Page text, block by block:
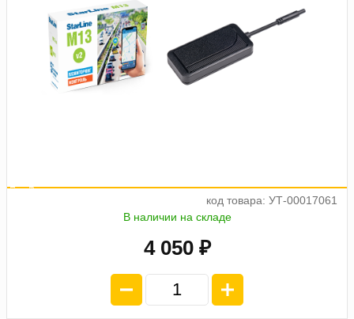
код товара: УТ-00017061
В наличии на складе
4 050 ₽
а